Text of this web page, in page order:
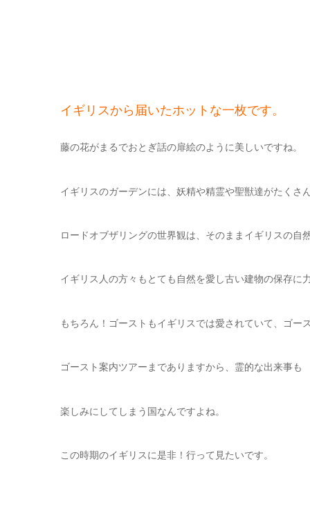
イギリスから届いたホットな一枚です。
藤の花がまるでおとぎ話の扉絵のように美しいですね。
イギリスのガーデンには、妖精や精霊や聖獣達がたくさ
ロードオブザリングの世界観は、そのままイギリスの自
イギリス人の方々もとても自然を愛し古い建物の保存に
もちろん！ゴーストもイギリスでは愛されていて、ゴー
ゴースト案内ツアーまでありますから、霊的な出来事も
楽しみにしてしまう国なんですよね。
この時期のイギリスに是非！行って見たいです。